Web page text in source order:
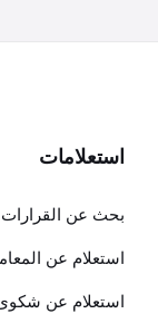
استعلامات
بحث عن القرارات
استعلام عن
استعلام عن